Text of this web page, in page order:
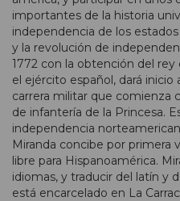
importantes de la historia
independencia de los
y la revolución de
1772 con la obtención del
el ejército español, dará
carrera militar que comienza
de infantería de la Princesa.
independencia
Miranda concibe por primera
libre para Hispanoamérica.
idiomas, y traducir del latín y
está encarcelado en La